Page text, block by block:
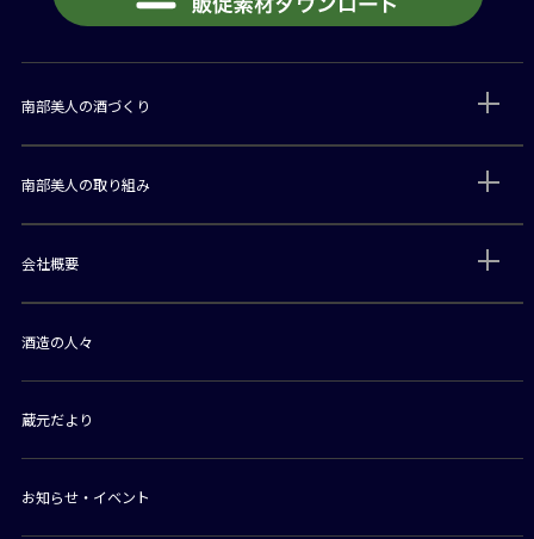
南部美人の酒づくり
南部美人の取り組み
会社概要
酒造の人々
蔵元だより
お知らせ・イベント